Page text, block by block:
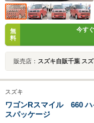
無
料
今す
販売店： スズキ自販千葉 ス
スズキ
ワゴンRスマイル 660
スパッケージ